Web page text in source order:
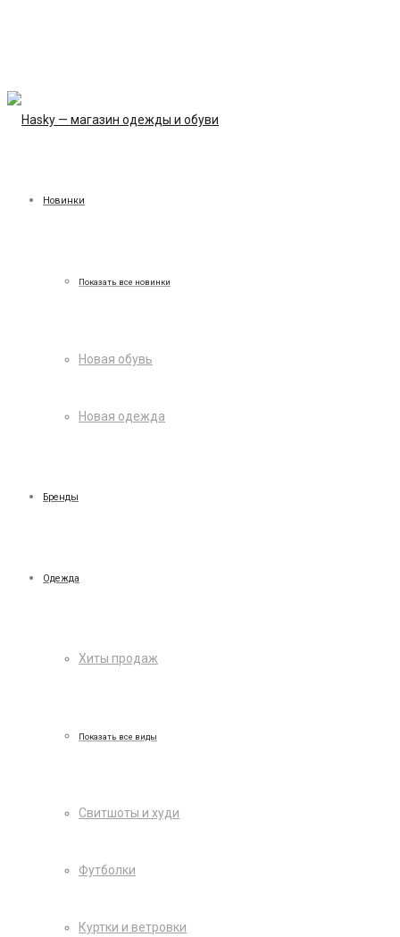
Новинки
Показать все новинки
Новая обувь
Новая одежда
Бренды
Одежда
Хиты продаж
Показать все виды
Свитшоты и худи
Футболки
Куртки и ветровки